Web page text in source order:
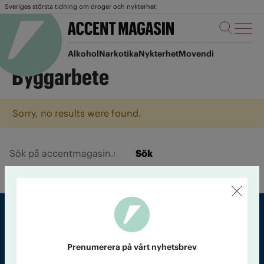
Sveriges största tidning om droger och nykterhet
AlkoholNarkotikaNykterhetMovendi
Byggarbete
Sorry, no results were found.
Sök
Prenumerera på vårt nyhetsbrev